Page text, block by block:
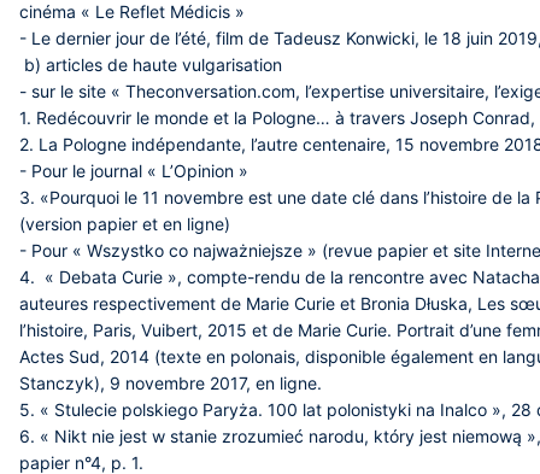
cinéma « Le Reflet Médicis »
- Le dernier jour de l’été, film de Tadeusz Konwicki, le 18 juin
b) articles de haute vulgarisation
- sur le site « Theconversation.com, l’expertise universitaire,
1. Redécouvrir le monde et la Pologne… à travers Joseph
2. La Pologne indépendante, l’autre centenaire, 15 novembre
- Pour le journal « L’Opinion »
3. «Pourquoi le 11 novembre est une date clé dans l’histoire de
(version papier et en ligne)
- Pour « Wszystko co najważniejsze » (revue papier et site
4. « Debata Curie », compte-rendu de la rencontre avec
auteures respectivement de Marie Curie et Bronia Dłuska, Les
l’histoire, Paris, Vuibert, 2015 et de Marie Curie. Portrait d’une
Actes Sud, 2014 (texte en polonais, disponible également en
Stanczyk), 9 novembre 2017, en ligne.
5. « Stulecie polskiego Paryża. 100 lat polonistyki na Inalco »,
6. « Nikt nie jest w stanie zrozumieć narodu, który jest niemową
papier n°4, p. 1.